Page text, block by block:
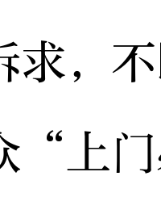
求，
“上